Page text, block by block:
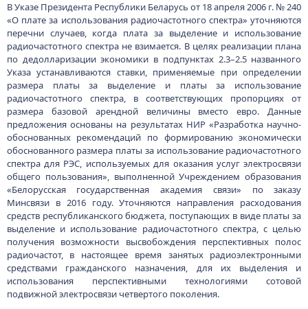
В Указе Президента Республики Беларусь от 18 апреля 2006 г. № 240
«О плате за использования радиочастотного спектра» уточняются
перечни случаев, когда плата за выделение и использование
радиочастотного спектра не взимается. В целях реализации плана
по дедолларизации экономики в подпунктах 2.3–2.5 названного
Указа устанавливаются ставки, применяемые при определении
размера платы за выделение и платы за использование
радиочастотного спектра, в соответствующих пропорциях от
размера базовой арендной величины вместо евро. Данные
предложения основаны на результатах НИР «Разработка научно-
обоснованных рекомендаций по формированию экономически
обоснованного размера платы за использование радиочастотного
спектра для РЭС, используемых для оказания услуг электросвязи
общего пользования», выполненной Учреждением образования
«Белорусская государственная академия связи» по заказу
Минсвязи в 2016 году. Уточняются направления расходования
средств республиканского бюджета, поступающих в виде платы за
выделение и использование радиочастотного спектра, с целью
получения возможности высвобождения перспективных полос
радиочастот, в настоящее время занятых радиоэлектронными
средствами гражданского назначения, для их выделения и
использования перспективными технологиями сотовой
подвижной электросвязи четвертого поколения.